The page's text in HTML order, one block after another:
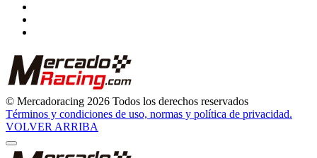
© Mercadoracing 2026 Todos los derechos reservados
Términos y condiciones de uso, normas y política de privacidad.
VOLVER ARRIBA